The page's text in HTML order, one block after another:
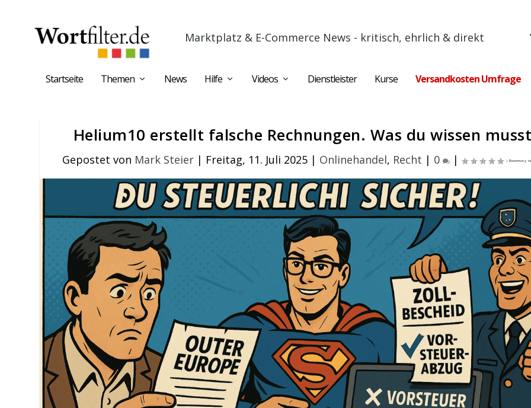
Marktplatz & E-Commerce News - kritisch, ehrlich & direkt
Startseite Themen News Hilfe Videos Dienstleister Kurse Versandkosten Umfrage
Helium10 erstellt falsche Rechnungen. Was du wissen
Gepostet von Mark Steier| Freitag, 11. Juli 2025| Onlinehandel, Recht | 0 |